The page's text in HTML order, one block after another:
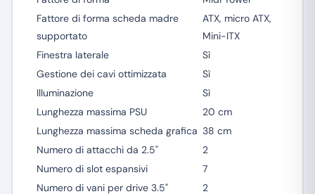
Fattore di forma scheda madre
supportato
ATX, micro ATX,
Mini-ITX
Finestra laterale
Sì
Gestione dei cavi ottimizzata
Sì
Illuminazione
Sì
Lunghezza massima PSU
20 cm
Lunghezza massima scheda grafica 38 cm
Numero di attacchi da 2.5"
2
Numero di slot espansivi
7
Numero di vani per drive 3.5"
2